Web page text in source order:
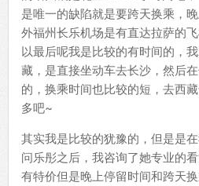
是唯一的缺陷就是要跨天换乘，
外福州长乐机场是有直达拉萨的
以最后呢我是比较的有时间的，
藏，是直接坐动车去长沙，然后
的，换乘时间也比较的短，去西
多吧~
其实我是比较的犹豫的，但是是
问乐彤之后，我咨询了她专业的
有特价但是晚上停留时间和跨天